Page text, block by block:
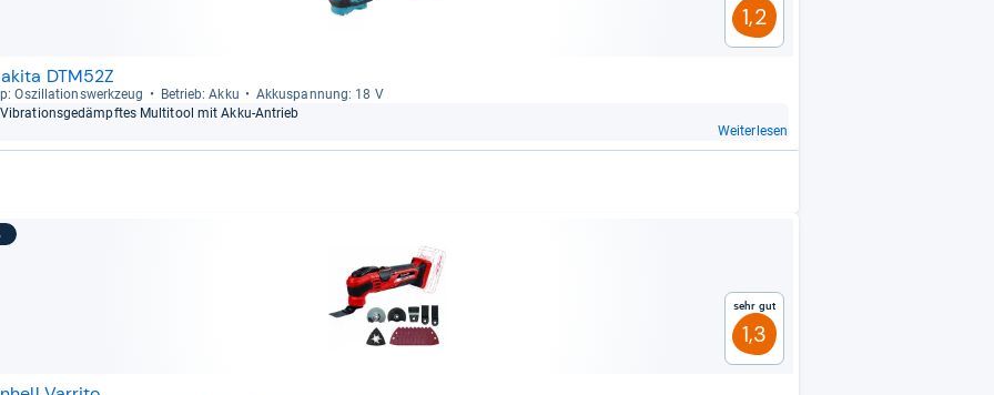
1,2
DTM52Z
Oszil­la­ti­ons­werk­zeug Betrieb: Akku
Akku­span­nung: 18 V
Vibra­ti­ons­ge­dämpf­tes Mul­ti­tool mit Akku-​Antrieb
Weiterlesen
Sehr gut
1,3